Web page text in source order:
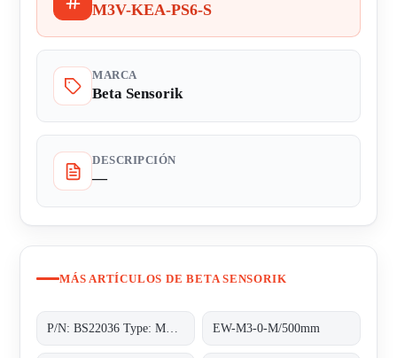
M3V-KEA-PS6-S
MARCA
Beta Sensorik
DESCRIPCIÓN
—
MÁS ARTÍCULOS DE BETA SENSORIK
EW-M3-0-M/500mm